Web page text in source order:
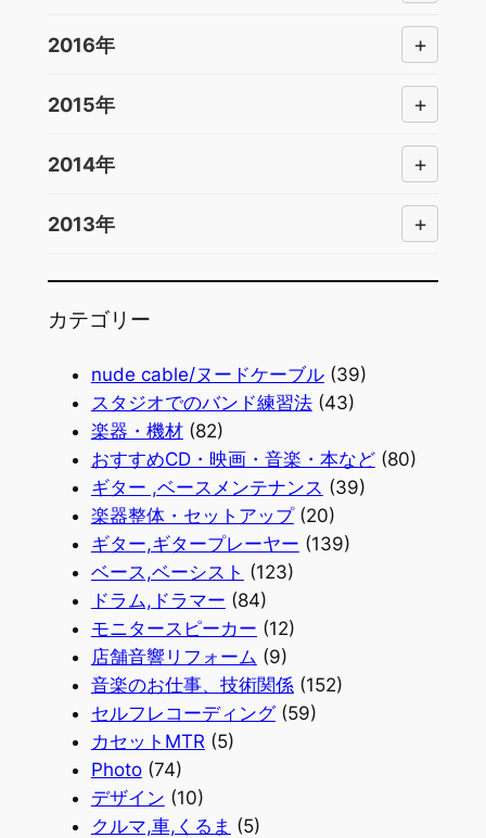
2016年 +
2015年 +
2014年 +
2013年 +
カテゴリー
nude cable/ヌードケーブル(39)
スタジオでのバンド練習法(43)
楽器・機材(82)
おすすめCD・映画・音楽・本など(80)
ギター ,ベースメンテナンス (39)
楽器整体・セットアップ(20)
ギター,ギタープレーヤー (139)
ベース,ベーシスト (123)
ドラム,ドラマー (84)
モニタースピーカー (12)
店舗音響リフォーム (9)
音楽のお仕事、技術関係(152)
セルフレコーディング(59)
カセットMTR (5)
Photo(74)
デザイン (10)
クルマ,車,くるま (5)